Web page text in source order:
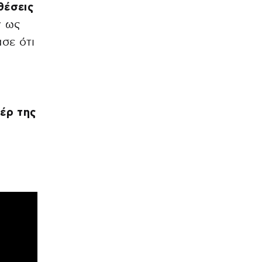
ως
ότι
της